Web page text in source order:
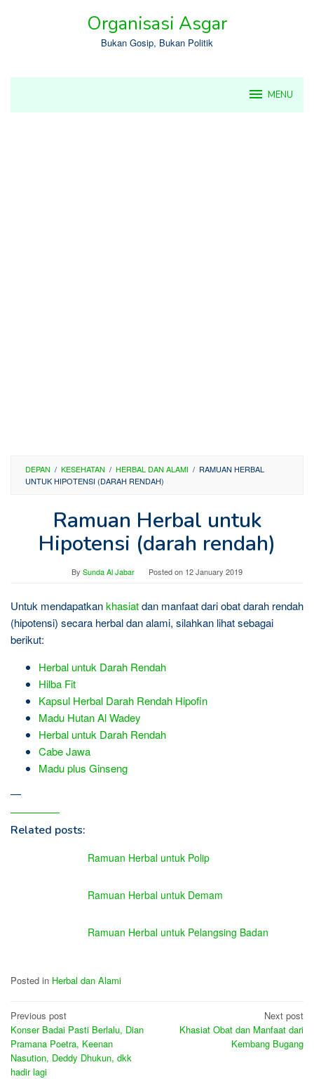
Organisasi Asgar
Bukan Gosip, Bukan Politik
MENU
DEPAN / KESEHATAN / HERBAL DAN ALAMI / RAMUAN HERBAL
UNTUK HIPOTENSI (DARAH RENDAH)
Ramuan Herbal untuk
Hipotensi (darah rendah)
By Sunda Al Jabar Posted on 12 January 2019
Untuk mendapatkankhasiatdan manfaat dari obat darah rendah
(hipotensi) secara herbal dan alami, silahkan lihat sebagai
berikut:
Herbal untuk Darah Rendah
Hilba Fit
Kapsul Herbal Darah Rendah Hipofin
Madu Hutan Al Wadey
Herbal untuk Darah Rendah
Cabe Jawa
Madu plus Ginseng
—
Related posts:
Ramuan Herbal untuk Polip
Ramuan Herbal untuk Demam
Ramuan Herbal untuk Pelangsing Badan
Posted in Herbal dan Alami
Post
navigation
Previous post
Konser Badai Pasti Berlalu, Dian
Pramana Poetra, Keenan
Nasution, Deddy Dhukun, dkk
hadir lagi
Next post
Khasiat Obat dan Manfaat dari
Kembang Bugang